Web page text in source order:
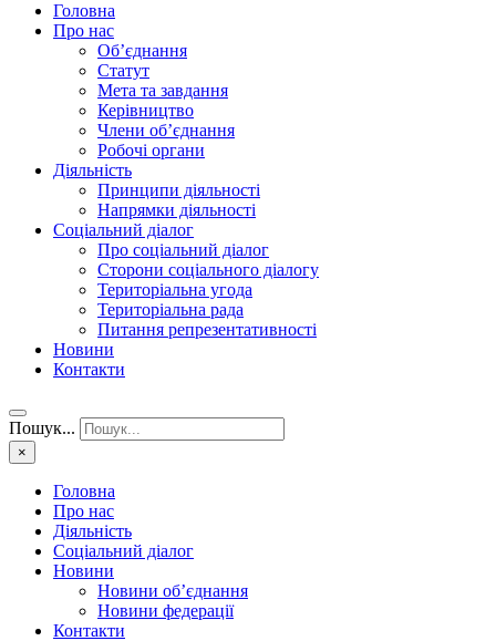
Головна
Про нас
Об’єднання
Статут
Мета та завдання
Керівництво
Члени об’єднання
Робочі органи
Діяльність
Принципи діяльності
Напрямки діяльності
Соціальний діалог
Про соціальний діалог
Сторони соціального діалогу
Територіальна угода
Територіальна рада
Питання репрезентативності
Новини
Контакти
Пошук...
×
Головна
Про нас
Діяльність
Соціальний діалог
Новини
Новини об’єднання
Новини федерації
Контакти